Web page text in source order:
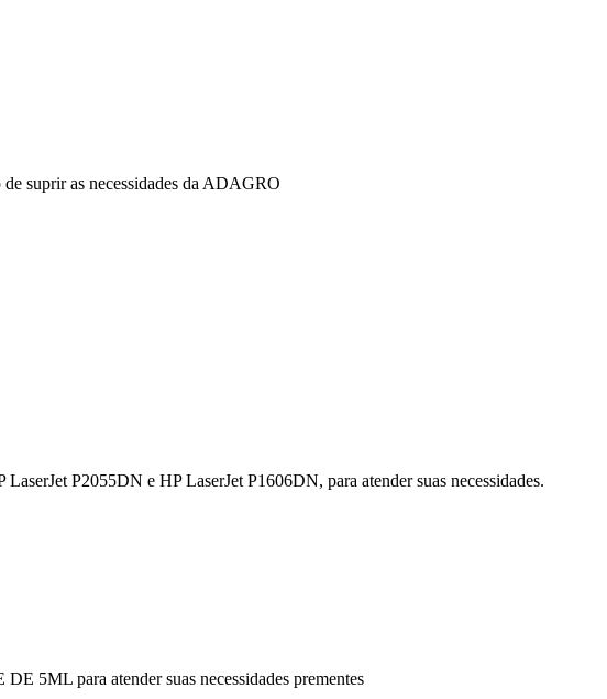
suprir as necessidades da ADAGRO
P2055DN e HP LaserJet P1606DN, para atender suas necessidades.
para atender suas necessidades prementes